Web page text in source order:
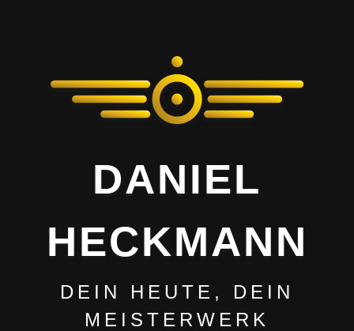
DANIEL
HECKMANN
DEIN HEUTE, DEIN
MEISTERWERK